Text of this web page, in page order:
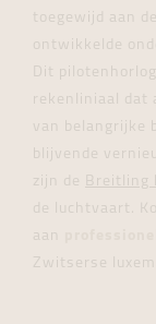
toegewijd aan
ontwikkelde
Dit
rekenliniaal dat
van belangrijke
blijvende
zijn de
Breitling
de luchtvaart.
aan
Zwitserse